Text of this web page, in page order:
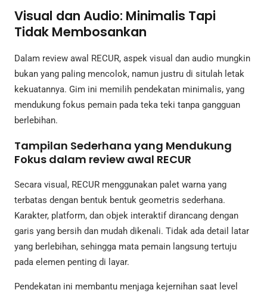
Visual dan Audio: Minimalis Tapi
Tidak Membosankan
Dalam review awal RECUR, aspek visual dan audio mungkin
bukan yang paling mencolok, namun justru di situlah letak
kekuatannya. Gim ini memilih pendekatan minimalis, yang
mendukung fokus pemain pada teka teki tanpa gangguan
berlebihan.
Tampilan Sederhana yang Mendukung
Fokus dalam review awal RECUR
Secara visual, RECUR menggunakan palet warna yang
terbatas dengan bentuk bentuk geometris sederhana.
Karakter, platform, dan objek interaktif dirancang dengan
garis yang bersih dan mudah dikenali. Tidak ada detail latar
yang berlebihan, sehingga mata pemain langsung tertuju
pada elemen penting di layar.
Pendekatan ini membantu menjaga kejernihan saat level